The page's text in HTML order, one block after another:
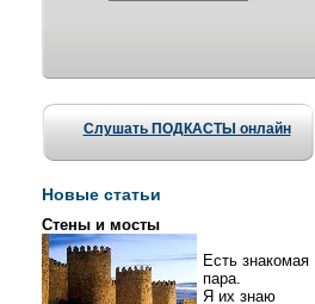
Слушать ПОДКАСТЫ онлайн
Новые статьи
Стены и мосты
Есть знакомая
пара.
Я их знаю